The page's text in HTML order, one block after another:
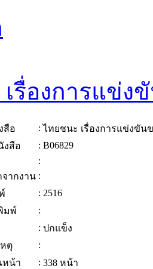
รื่องการแข่ง
สือ : ไทยชนะ เรื่องการแข่งขัน
งสือ
: B06829
:
ากงาน :
: 2516
มพ์
:
: ปกแข็ง
ตุ
:
หน้า
: 338 หน้า